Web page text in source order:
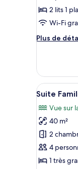
2 lits 1
Wi-Fi
Plus de
Plus
le
type
de
Chambre
Afficher
toutes
les
photos
pour
ce
type
10
Suite
Vue sur
40 m²
2
4
1 très